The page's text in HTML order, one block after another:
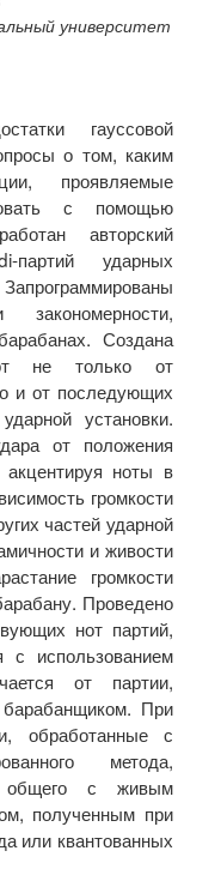
университет
гауссовой
о том, каким
проявляемые
с помощью
авторский
партий ударных
Создана
не только от
и от последующих
установки.
от положения
ноты в
громкости
частей ударной
и живости
громкости
Проведено
нот партий,
с использованием
от партии,
При
обработанные с
метода,
общего с живым
полученным при
или квантованных